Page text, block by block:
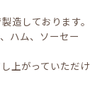
造しております。
ハム、ソーセー
上がっていただけ